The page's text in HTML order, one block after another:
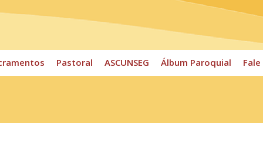
Pastoral ASCUNSEG Álbum Paroquial